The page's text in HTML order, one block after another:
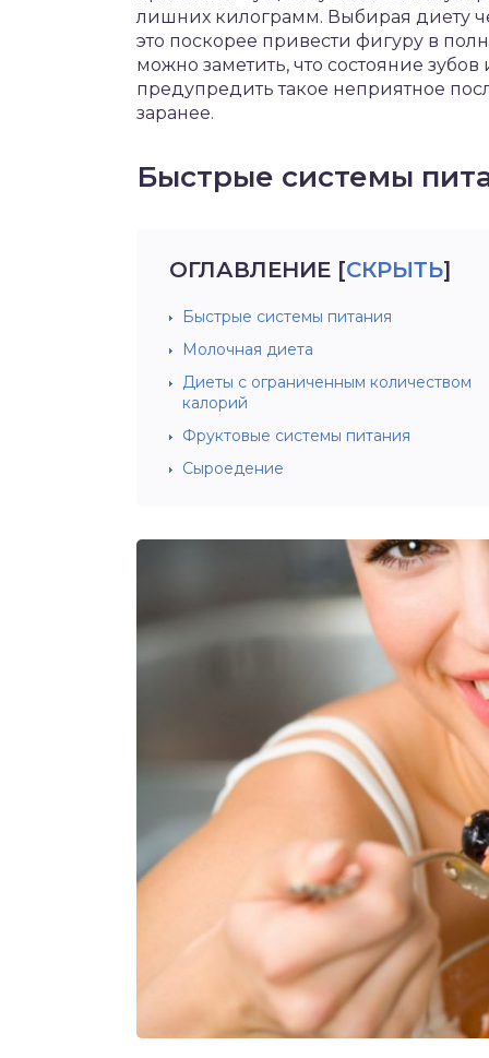
лишних килограмм. Выбирая диету
это поскорее привести фигуру в
можно заметить, что состояние
предупредить такое неприятное
заранее.
Быстрые системы
ОГЛАВЛЕНИЕ [СКРЫТЬ]
Быстрые системы питания
Молочная диета
Диеты с ограниченным количеством
калорий
Фруктовые системы питания
Сыроедение